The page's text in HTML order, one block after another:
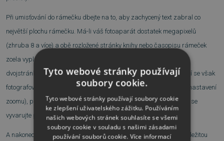
Při umisťování do rámečku dbejte na to, aby zachycený text zabral co
největší plochu rámečku. Má-li váš fotoaparát dostatek megapixelů
(zhruba 8 a více) a obě rozložené stránky knihy nebo časopisu rámeček
zcela vyplňují, můžete fotografovat i tímto způsobem, FineReader
dvojstránky automaticky rozdělí na dvě samostatné stránky. Musí se však
fotografovat z maximální možné ohniskové vzdálenosti objektivu (nastavení
zoomu), protože se tím minimalizuje zkreslení. Ze stejného důvodu se
vyvarujte použití makro režimu.
A nakonec, stejně jako u všech fotografií, snímky textu musí mít náležitou
Tyto webové stránky používají
soubory cookie.
Tyto webové stránky používají soubory cookie
ke zlepšení uživatelského zážitku. Používáním
našich webových stránek souhlasíte se všemi
soubory cookie v souladu s našimi zásadami
používání souborů cookie. Více informací